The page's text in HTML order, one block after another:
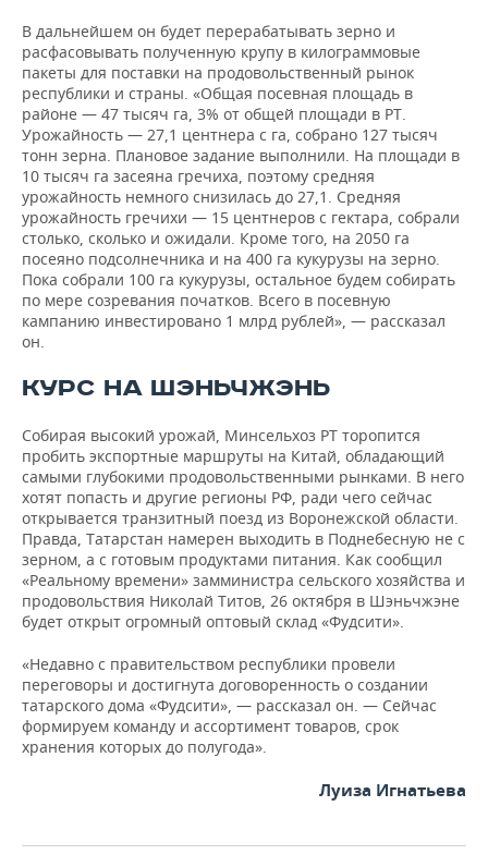
В дальнейшем он будет перерабатывать зерно и
расфасовывать полученную крупу в килограммовые
пакеты для поставки на продовольственный рынок
республики и страны. «Общая посевная площадь в
районе — 47 тысяч га, 3% от общей площади в РТ.
Урожайность — 27,1 центнера с га, собрано 127 тысяч
тонн зерна. Плановое задание выполнили. На площади в
10 тысяч га засеяна гречиха, поэтому средняя
урожайность немного снизилась до 27,1. Средняя
урожайность гречихи — 15 центнеров с гектара, собрали
столько, сколько и ожидали. Кроме того, на 2050 га
посеяно подсолнечника и на 400 га кукурузы на зерно.
Пока собрали 100 га кукурузы, остальное будем собирать
по мере созревания початков. Всего в посевную
кампанию инвестировано 1 млрд рублей», — рассказал
он.
КУРС НА ШЭНЬЧЖЭНЬ
Собирая высокий урожай, Минсельхоз РТ торопится
пробить экспортные маршруты на Китай, обладающий
самыми глубокими продовольственными рынками. В него
хотят попасть и другие регионы РФ, ради чего сейчас
открывается транзитный поезд из Воронежской области.
Правда, Татарстан намерен выходить в Поднебесную не с
зерном, а с готовым продуктами питания. Как сообщил
«Реальному времени» замминистра сельского хозяйства и
продовольствия Николай Титов, 26 октября в Шэньчжэне
будет открыт огромный оптовый склад «Фудсити».
«Недавно с правительством республики провели
переговоры и достигнута договоренность о создании
татарского дома «Фудсити», — рассказал он. — Сейчас
формируем команду и ассортимент товаров, срок
хранения которых до полугода».
Луиза Игнатьева